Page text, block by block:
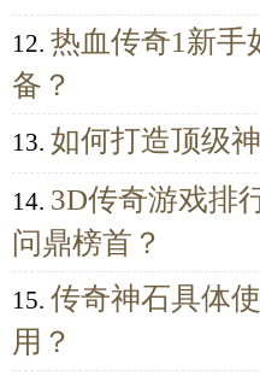
12. 热血传奇1新手
备？
13. 如何打造顶级
14. 3D传奇游戏排
问鼎榜首？
15. 传奇神石具体
用？